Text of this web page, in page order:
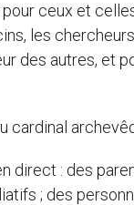
ceux et
les
des autres, et
cardinal
direct : des
; des